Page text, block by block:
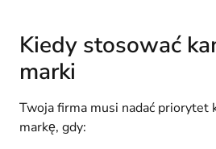
Kiedy stosować
marki
Twoja firma musi nadać priorytet
markę, gdy: